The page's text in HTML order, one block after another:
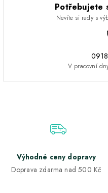
Potřebujete
Nevíte si rady s
V pracovní
Výhodné ceny dopravy
Doprava zdarma nad 500 Kč